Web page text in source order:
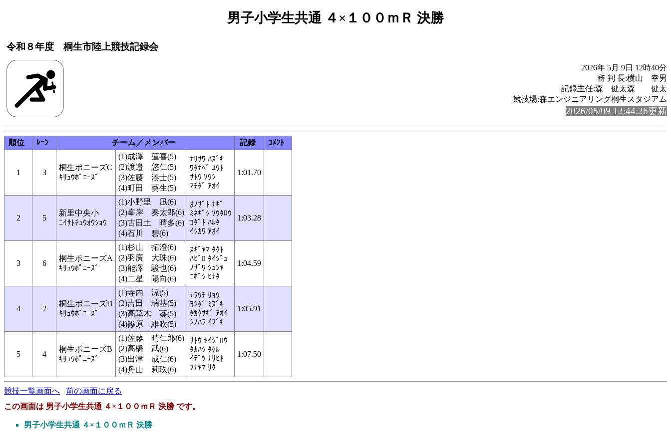
男子小学生共通 ４×１００ｍＲ 決勝
令和８年度 桐生市陸上競技記録会
2026年 5月 9日 12時40分
審 判 長:横山 幸男
記録主任:森 健太森 健太
競技場:森エンジニアリング桐生スタジアム
2026/05/09 12:44:26更新
順位 ﾚｰﾝ チーム／メンバー 記録 ｺﾒﾝﾄ
1 3
桐生ポニーズC
ｷﾘｭｳﾎﾟﾆｰｽﾞ
(1)成澤 蓮喜(5)
(2)渡邉 悠仁(5)
(3)佐藤 湊士(5)
(4)町田 葵生(5)
ﾅﾘｻﾜ ﾊｽﾞｷ
ﾜﾀﾅﾍﾞ ﾕｳﾄ
ｻﾄｳ ｿｳｼ
ﾏﾁﾀﾞ ｱｵｲ
1:01.70
2 5
新里中央小
ﾆｲｻﾄﾁｭｳｵｳｼｮｳ
(1)小野里 凪(6)
(2)峯岸 奏太郎(6)
(3)古田土 晴多(6)
(4)石川 碧(6)
ｵﾉｻﾞﾄ ﾅｷﾞ
ﾐﾈｷﾞｼ ｿｳﾀﾛｳ
ｺﾀﾞﾄ ﾊﾙﾀ
ｲｼｶﾜ ｱｵｲ
1:03.28
3 6
桐生ポニーズA
ｷﾘｭｳﾎﾟﾆｰｽﾞ
(1)杉山 拓澄(6)
(2)羽廣 大珠(6)
(3)能澤 駿也(6)
(4)二星 陽向(6)
ｽｷﾞﾔﾏ ﾀｸﾄ
ﾊﾋﾞﾛ ﾀｲｼﾞｭ
ﾉｻﾞﾜ ｼｭﾝﾔ
ﾆﾎﾞｼ ﾋﾅﾀ
1:04.59
4 2
桐生ポニーズD
ｷﾘｭｳﾎﾟﾆｰｽﾞ
(1)寺内 涼(5)
(2)吉田 瑞基(5)
(3)高草木 葵(5)
(4)篠原 維吹(5)
ﾃﾗｳﾁ ﾘｮｳ
ﾖｼﾀﾞ ﾐｽﾞｷ
ﾀｶｸｻｷﾞ ｱｵｲ
ｼﾉﾊﾗ ｲﾌﾞｷ
1:05.91
5 4
桐生ポニーズB
ｷﾘｭｳﾎﾟﾆｰｽﾞ
(1)佐藤 晴仁郎(6)
(2)高橋 武(6)
(3)出津 成仁(6)
(4)舟山 莉玖(6)
ｻﾄｳ ｾｲｼﾞﾛｳ
ﾀｶﾊｼ ﾀｹﾙ
ｲﾃﾞﾂ ﾅﾘﾋﾄ
ﾌﾅﾔﾏ ﾘｸ
1:07.50
競技一覧画面へ
前の画面に戻る
この画面は 男子小学生共通 ４×１００ｍＲ 決勝 です。
男子小学生共通 ４×１００ｍＲ 決勝